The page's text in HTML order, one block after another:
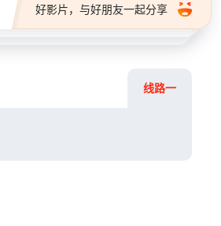
好影片，与好朋友一起分享
线路一